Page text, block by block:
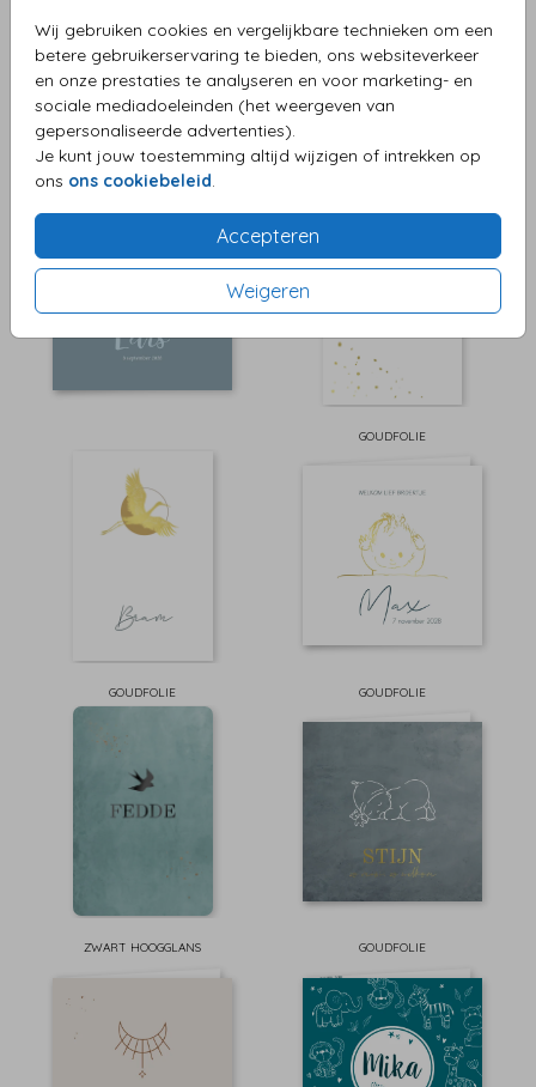
Wij gebruiken cookies en vergelijkbare technieken om een
betere gebruikerservaring te bieden, ons websiteverkeer
en onze prestaties te analyseren en voor marketing- en
sociale mediadoeleinden (het weergeven van
gepersonaliseerde advertenties).
Je kunt jouw toestemming altijd wijzigen of intrekken op
ons ons cookiebeleid.
Accepteren
Weigeren
GOUDFOLIE
GOUDFOLIE
GOUDFOLIE GOUDFOLIE
ZWART HOOGGLANS GOUDFOLIE